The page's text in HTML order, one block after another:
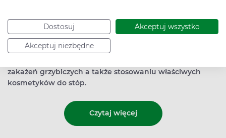
Dostosuj Akceptuj wszystko
Akceptuj niezbędne
Pielęgnacja stóp diabetyka, która ma uchronić przed
wystąpieniem zespołu stopy cukrzycowej, powinna
polegać przede wszystkim na obserwacji zmian na
zakażeń grzybiczych a także stosowaniu właściwych
kosmetyków do stóp.
Czytaj więcej